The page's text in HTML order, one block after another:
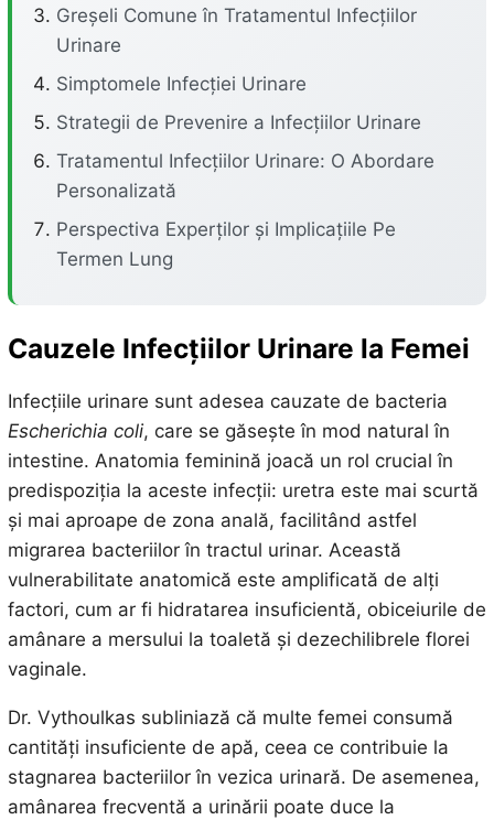
Greșeli Comune în Tratamentul Infecțiilor
Urinare
Simptomele Infecției Urinare
Strategii de Prevenire a Infecțiilor Urinare
Tratamentul Infecțiilor Urinare: O Abordare
Personalizată
Perspectiva Experților și Implicațiile Pe
Termen Lung
Cauzele Infecțiilor Urinare la Femei
Infecțiile urinare sunt adesea cauzate de bacteria
Escherichia coli, care se găsește în mod natural în
intestine. Anatomia feminină joacă un rol crucial în
predispoziția la aceste infecții: uretra este mai scurtă
și mai aproape de zona anală, facilitând astfel
migrarea bacteriilor în tractul urinar. Această
vulnerabilitate anatomică este amplificată de alți
factori, cum ar fi hidratarea insuficientă, obiceiurile de
amânare a mersului la toaletă și dezechilibrele florei
vaginale.
Dr. Vythoulkas subliniază că multe femei consumă
cantități insuficiente de apă, ceea ce contribuie la
stagnarea bacteriilor în vezica urinară. De asemenea,
amânarea frecventă a urinării poate duce la